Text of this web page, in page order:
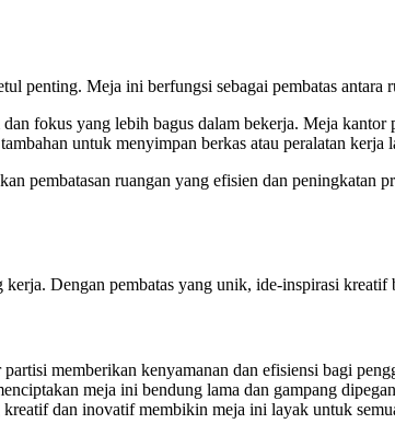
penting. Meja ini berfungsi sebagai pembatas antara
fokus yang lebih bagus dalam bekerja. Meja kantor
untuk menyimpan berkas atau peralatan kerja
pembatasan ruangan yang efisien dan peningkatan
Dengan pembatas yang unik, ide-inspirasi kreatif
memberikan kenyamanan dan efisiensi bagi
meja ini bendung lama dan gampang
dan inovatif membikin meja ini layak untuk